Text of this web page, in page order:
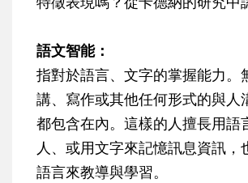
語文智能：
指對於語言、文字的掌握能力。
講、寫作或其他任何形式的與人
都包含在內。這樣的人擅長用語
人、或用文字來記憶訊息資訊，
語言來教導與學習。